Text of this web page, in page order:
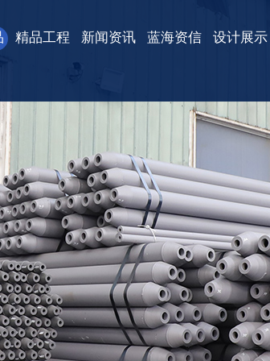
精品工程 新闻资讯 蓝海资信 设计展示